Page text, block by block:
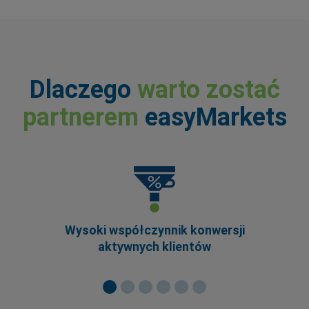
Dlaczego warto zostać
partnerem easyMarkets
Wysoki współczynnik konwersji
aktywnych klientów